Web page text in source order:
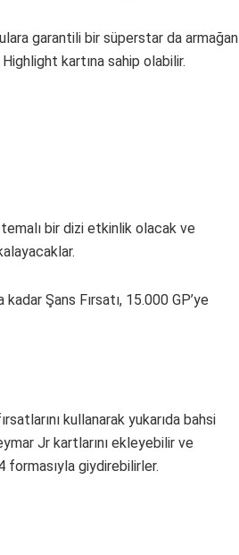
garantili bir süperstar da armağan
kartına sahip olabilir.
bir dizi etkinlik olacak ve
Şans Fırsatı, 15.000 GP’ye
kullanarak yukarıda bahsi
Jr kartlarını ekleyebilir ve
formasıyla giydirebilirler.